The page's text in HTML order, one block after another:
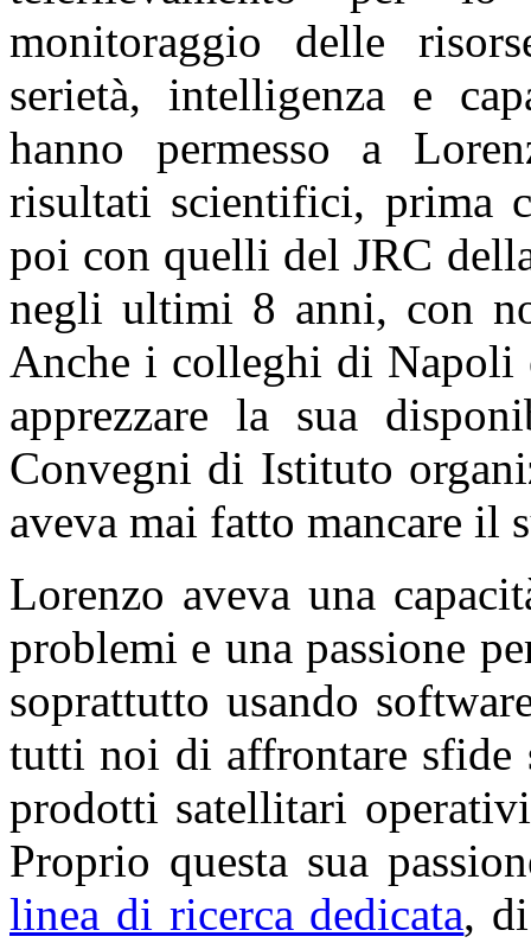
monitoraggio delle
serietà, intelligenza e
hanno permesso a
risultati scientifici, prima
poi con quelli del JRC
negli ultimi 8 anni, con
Anche i colleghi di Napoli
apprezzare la sua
Convegni di Istituto
aveva mai fatto mancare il
Lorenzo aveva una
problemi e una passione
soprattutto usando
tutti noi di affrontare sfide
prodotti satellitari
Proprio questa sua
linea di ricerca dedicata,